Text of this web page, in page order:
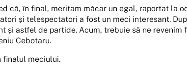
că, în final, meritam măcar un egal, raportat la
și telespectatori a fost un meci interesant.
astfel de partide. Acum, trebuie să ne revenim
Cebotaru.
finalul meciului.